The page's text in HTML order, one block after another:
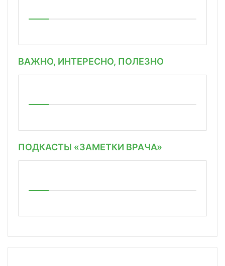
ВАЖНО, ИНТЕРЕСНО, ПОЛЕЗНО
ПОДКАСТЫ «ЗАМЕТКИ ВРАЧА»